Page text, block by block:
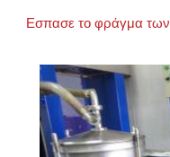
Εσπασε το φράγμα των